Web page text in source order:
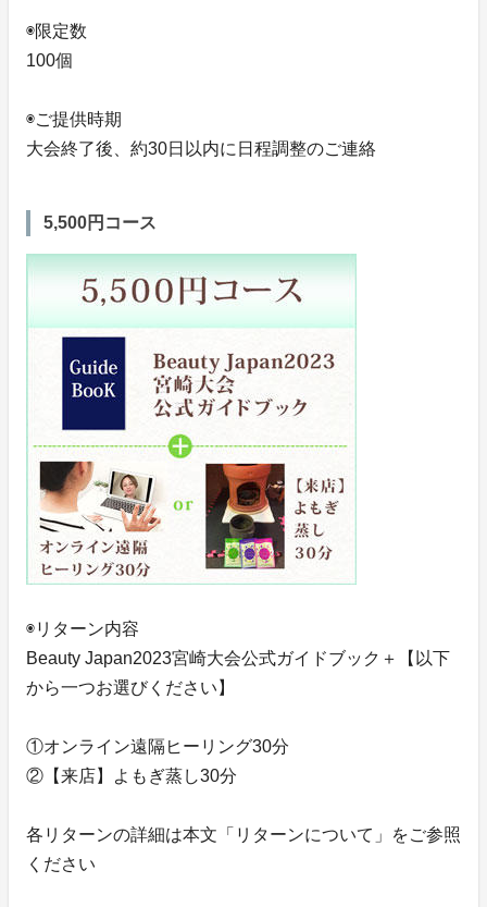
◉限定数
100個
◉ご提供時期
大会終了後、約30日以内に日程調整のご連絡
5,500円コース
◉リターン内容
Beauty Japan2023宮崎大会公式ガイドブック＋【以下
から一つお選びください】
①オンライン遠隔ヒーリング30分
②【来店】よもぎ蒸し30分
各リターンの詳細は本文「リターンについて」をご参照
ください